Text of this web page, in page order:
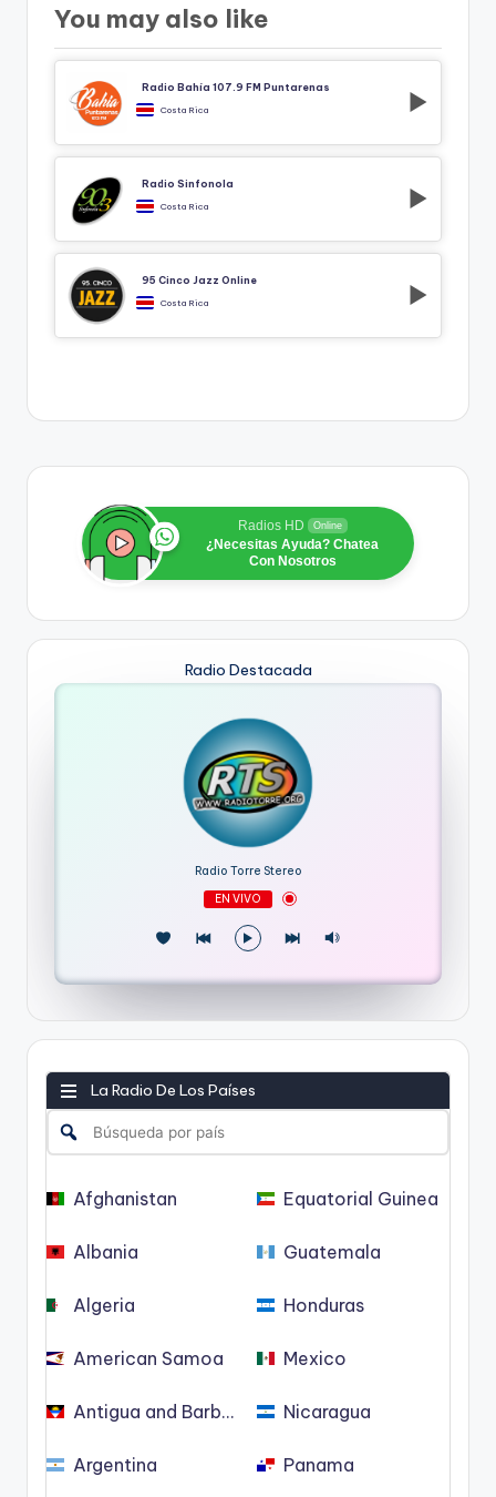
You may also like
Radio Bahía 107.9 FM Puntarenas
Costa Rica
Radio Sinfonola
Costa Rica
95 Cinco Jazz Online
Costa Rica
Radios HD Online
¿Necesitas Ayuda? Chatea
Con Nosotros
Radio Destacada
Radio Torre Stereo
EN VIVO
La Radio De Los Países
Afghanistan
Albania
Algeria
American Samoa
Antigua and Barbuda
Argentina
Equatorial Guinea
Guatemala
Honduras
Mexico
Nicaragua
Panama